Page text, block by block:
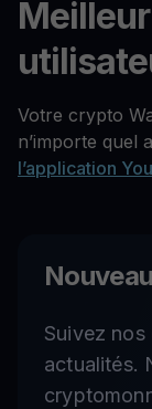
Votre crypto
n’importe quel
l’application
Suivez
actualités.